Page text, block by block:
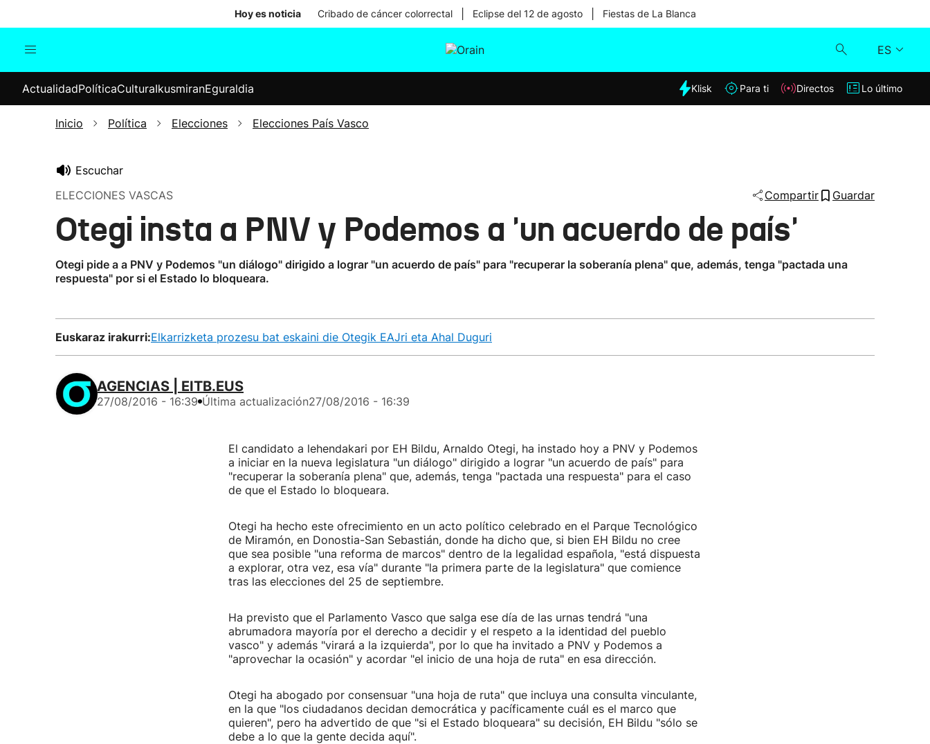
Hoy es noticia Cribado de cáncer colorrectal Eclipse del 12 de agosto Fiestas de La Blanca
ES
Internacional
Elecciones
Klisk
ActualidadPolíticaCulturaIkusmiranEguraldia Klisk Para ti Directos Lo último
Inicio Política Elecciones Elecciones País Vasco
Escuchar
ELECCIONES VASCAS
Compartir Guardar
Otegi insta a PNV y Podemos a 'un acuerdo de país'
Otegi pide a a PNV y Podemos "un diálogo" dirigido a lograr "un acuerdo de país" para "recuperar la soberanía plena" que, además, tenga "pactada una
respuesta" por si el Estado lo bloqueara.
Euskaraz irakurri:Elkarrizketa prozesu bat eskaini die Otegik EAJri eta Ahal Duguri
AGENCIAS | EITB.EUS
27/08/2016 - 16:39 Última actualización27/08/2016 - 16:39
El candidato a lehendakari por EH Bildu, Arnaldo Otegi, ha instado hoy a PNV y Podemos
a iniciar en la nueva legislatura "un diálogo" dirigido a lograr "un acuerdo de país" para
"recuperar la soberanía plena" que, además, tenga "pactada una respuesta" para el caso
de que el Estado lo bloqueara.
Otegi ha hecho este ofrecimiento en un acto político celebrado en el Parque Tecnológico
de Miramón, en Donostia-San Sebastián, donde ha dicho que, si bien EH Bildu no cree
que sea posible "una reforma de marcos" dentro de la legalidad española, "está dispuesta
a explorar, otra vez, esa vía" durante "la primera parte de la legislatura" que comience
tras las elecciones del 25 de septiembre.
Ha previsto que el Parlamento Vasco que salga ese día de las urnas tendrá "una
abrumadora mayoría por el derecho a decidir y el respeto a la identidad del pueblo
vasco" y además "virará a la izquierda", por lo que ha invitado a PNV y Podemos a
"aprovechar la ocasión" y acordar "el inicio de una hoja de ruta" en esa dirección.
Otegi ha abogado por consensuar "una hoja de ruta" que incluya una consulta vinculante,
en la que "los ciudadanos decidan democrática y pacíficamente cuál es el marco que
quieren", pero ha advertido de que "si el Estado bloqueara" su decisión, EH Bildu "sólo se
debe a lo que la gente decida aquí".